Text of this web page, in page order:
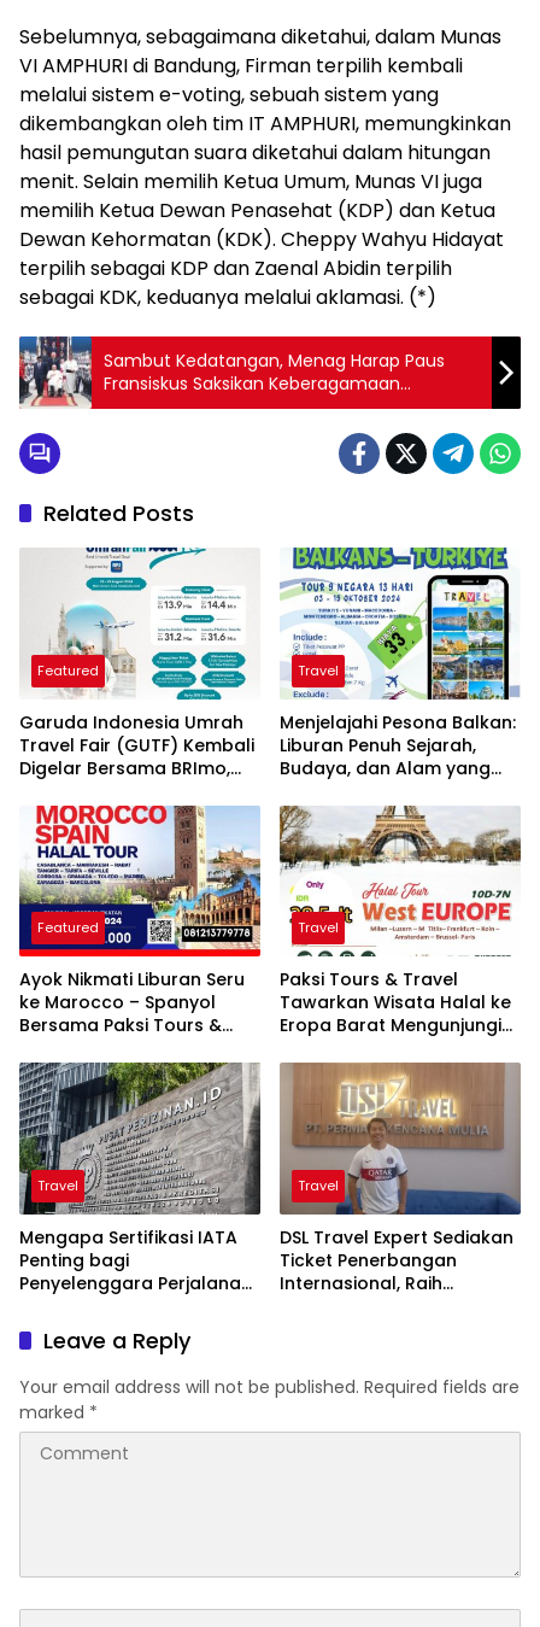
Sebelumnya, sebagaimana diketahui, dalam Munas
VI AMPHURI di Bandung, Firman terpilih kembali
melalui sistem e-voting, sebuah sistem yang
dikembangkan oleh tim IT AMPHURI, memungkinkan
hasil pemungutan suara diketahui dalam hitungan
menit. Selain memilih Ketua Umum, Munas VI juga
memilih Ketua Dewan Penasehat (KDP) dan Ketua
Dewan Kehormatan (KDK). Cheppy Wahyu Hidayat
terpilih sebagai KDP dan Zaenal Abidin terpilih
sebagai KDK, keduanya melalui aklamasi. (*)
Sambut Kedatangan, Menag Harap Paus
Fransiskus Saksikan Keberagamaan
Indonesia Terpelihara dengan Baik
Related Posts
Featured
Garuda Indonesia Umrah
Travel Fair (GUTF) Kembali
Digelar Bersama BRImo,
Perjalanan Umrah Dengan
Harga Khusus
Travel
Menjelajahi Pesona Balkan:
Liburan Penuh Sejarah,
Budaya, dan Alam yang
Featured
Ayok Nikmati Liburan Seru
ke Marocco – Spanyol
Bersama Paksi Tours &
Travel
Paksi Tours & Travel
Tawarkan Wisata Halal ke
Eropa Barat Mengunjungi
Travel
Mengapa Sertifikasi IATA
Penting bagi
Penyelenggara Perjalanan
Perjalanan Wisata?
Travel
DSL Travel Expert Sediakan
Ticket Penerbangan
Internasional, Raih
Leave a Reply
Your email address will not be published. Required fields are
marked *